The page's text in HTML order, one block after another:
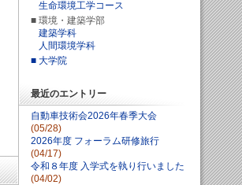
生命環境工学コース
■ 環境・建築学部
建築学科
人間環境学科
■ 大学院
最近のエントリー
自動車技術会2026年春季大会
(05/28)
2026年度 フォーラム研修旅行
(04/17)
令和８年度 入学式を執り行いました
(04/02)